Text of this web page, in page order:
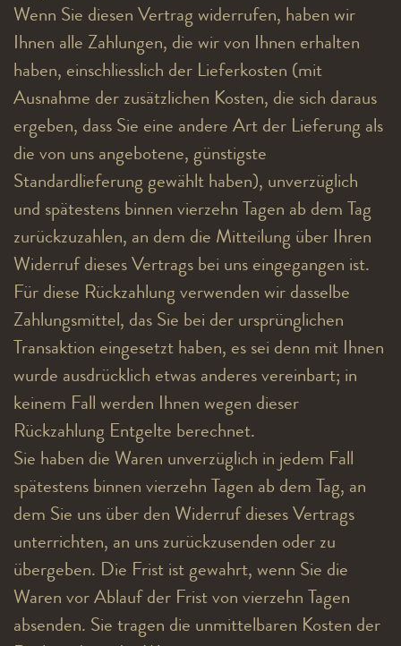
Wenn Sie diesen Vertrag widerrufen, haben wir
Ihnen alle Zahlungen, die wir von Ihnen erhalten
haben, einschliesslich der Lieferkosten (mit
Ausnahme der zusätzlichen Kosten, die sich daraus
ergeben, dass Sie eine andere Art der Lieferung als
die von uns angebotene, günstigste
Standardlieferung gewählt haben), unverzüglich
und spätestens binnen vierzehn Tagen ab dem Tag
zurückzuzahlen, an dem die Mitteilung über Ihren
Widerruf dieses Vertrags bei uns eingegangen ist.
Für diese Rückzahlung verwenden wir dasselbe
Zahlungsmittel, das Sie bei der ursprünglichen
Transaktion eingesetzt haben, es sei denn mit Ihnen
wurde ausdrücklich etwas anderes vereinbart; in
keinem Fall werden Ihnen wegen dieser
Rückzahlung Entgelte berechnet.
Sie haben die Waren unverzüglich in jedem Fall
spätestens binnen vierzehn Tagen ab dem Tag, an
dem Sie uns über den Widerruf dieses Vertrags
unterrichten, an uns zurückzusenden oder zu
übergeben. Die Frist ist gewahrt, wenn Sie die
Waren vor Ablauf der Frist von vierzehn Tagen
absenden. Sie tragen die unmittelbaren Kosten der